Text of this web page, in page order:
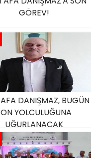
GÖREV!
DANIŞMAZ, BUGÜN
YOLCULUĞUNA
UĞURLANACAK